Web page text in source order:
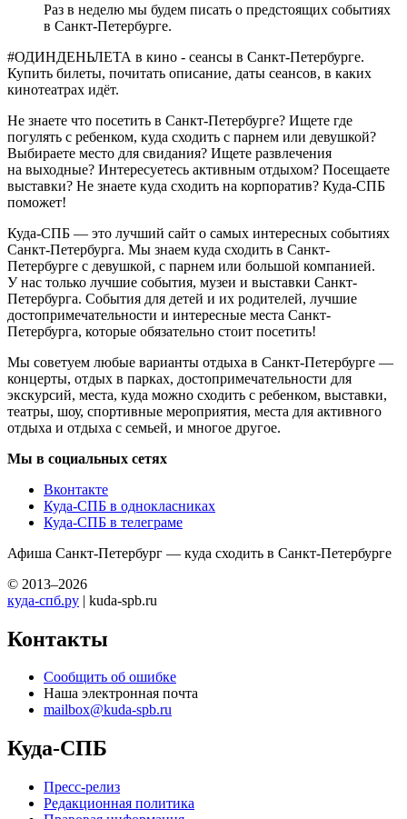
Раз в неделю мы будем писать о предстоящих событиях
в Санкт-Петербурге.
#ОДИНДЕНЬЛЕТА в кино - сеансы в Санкт-Петербурге.
Купить билеты, почитать описание, даты сеансов, в каких
кинотеатрах идёт.
Не знаете что посетить в Санкт-Петербурге? Ищете где
погулять с ребенком, куда сходить с парнем или девушкой?
Выбираете место для свидания? Ищете развлечения
на выходные? Интересуетесь активным отдыхом? Посещаете
выставки? Не знаете куда сходить на корпоратив? Куда-СПБ
поможет!
Куда-СПБ — это лучший сайт о самых интересных событиях
Санкт-Петербурга. Мы знаем куда сходить в Санкт-
Петербурге с девушкой, с парнем или большой компанией.
У нас только лучшие события, музеи и выставки Санкт-
Петербурга. События для детей и их родителей, лучшие
достопримечательности и интересные места Санкт-
Петербурга, которые обязательно стоит посетить!
Мы советуем любые варианты отдыха в Санкт-Петербурге —
концерты, отдых в парках, достопримечательности для
экскурсий, места, куда можно сходить с ребенком, выставки,
театры, шоу, спортивные мероприятия, места для активного
отдыха и отдыха с семьей, и многое другое.
Мы в социальных сетях
Вконтакте
Куда-СПБ в однокласниках
Куда-СПБ в телеграме
Афиша Санкт-Петербург — куда сходить в Санкт-Петербурге
© 2013–2026
куда-спб.ру | kuda-spb.ru
Контакты
Сообщить об ошибке
Наша электронная почта
mailbox@kuda-spb.ru
Куда-СПБ
Пресс-релиз
Редакционная политика